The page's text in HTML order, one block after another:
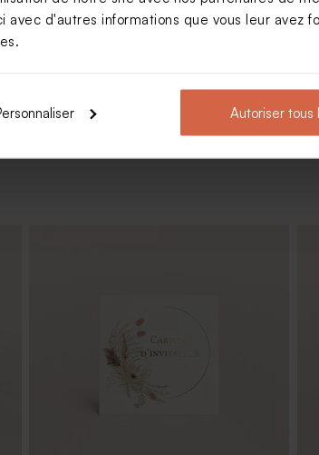
d'autres informations que vous leur avez
Autoriser tous
Marque place mariage à l'ombre des